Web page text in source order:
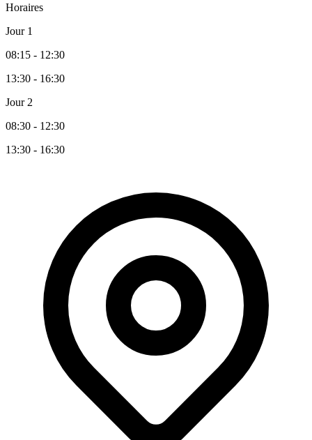
Horaires
Jour 1
08:15 - 12:30
13:30 - 16:30
Jour 2
08:30 - 12:30
13:30 - 16:30